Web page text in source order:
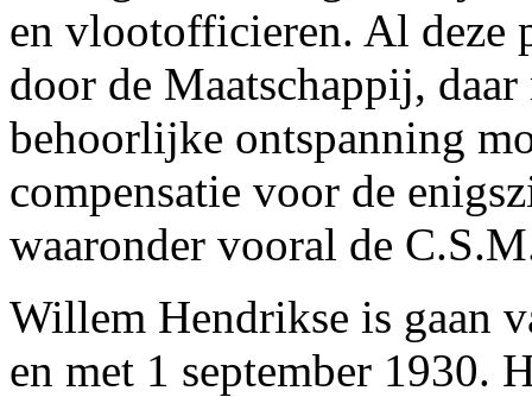
en vlootofficieren. Al deze
door de Maatschappij,
behoorlijke ontspanning
compensatie voor de
waaronder vooral de
Willem Hendrikse is gaan
en met 1 september 1930.